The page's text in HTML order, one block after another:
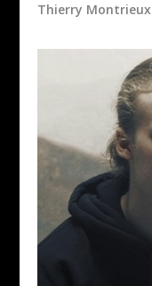
Thierry Montrieux